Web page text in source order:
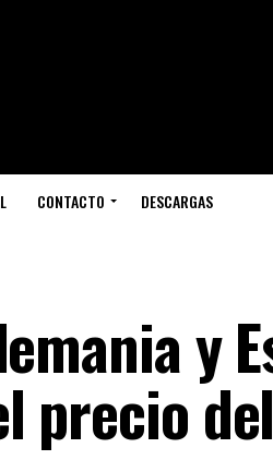
CONTACTO DESCARGAS
y
precio